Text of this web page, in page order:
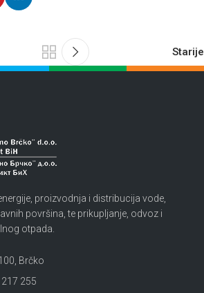
Starije
proizvodnja i distribucija vode,
površina, te prikupljanje, odvoz i
otpada.
Brčko
255